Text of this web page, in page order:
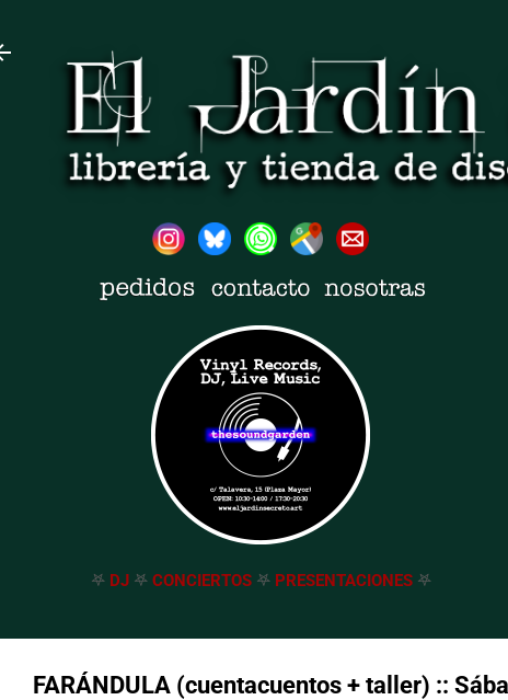
𖤐 DJ𖤐 CONCIERTOS𖤐 PRESENTACIONES𖤐
FARÁNDULA (cuentacuentos + taller) ::